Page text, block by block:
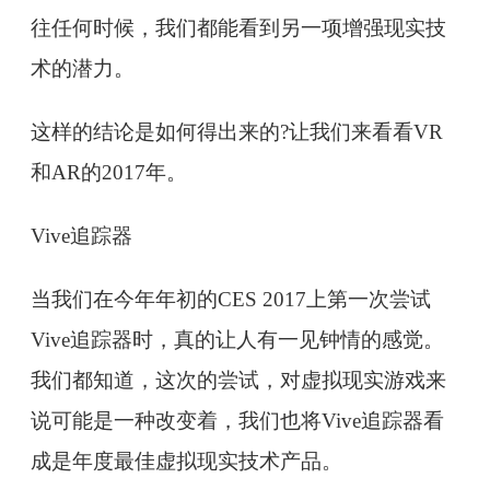
往任何时候，我们都能看到另一项增强现实技
术的潜力。
这样的结论是如何得出来的?让我们来看看VR
和AR的2017年。
Vive追踪器
当我们在今年年初的CES 2017上第一次尝试
Vive追踪器时，真的让人有一见钟情的感觉。
我们都知道，这次的尝试，对虚拟现实游戏来
说可能是一种改变着，我们也将Vive追踪器看
成是年度最佳虚拟现实技术产品。